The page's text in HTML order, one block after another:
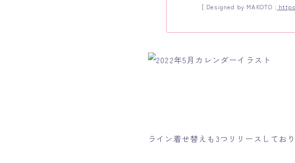
[ Designed by MAKOTO :
ライン着せ替えも3つリリースしてお